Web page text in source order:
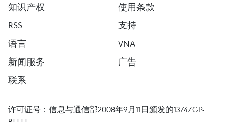
知识产权
使用条款
RSS
支持
语言
VNA
新闻服务
广告
联系
许可证号：信息与通信部2008年9月11日颁发的1374/GP-